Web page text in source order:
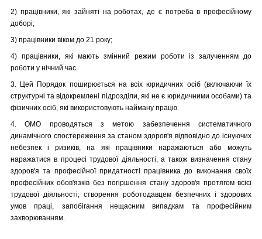
2) працівники, які зайняті на роботах, де є потреба в професійному
доборі;
3) працівники віком до 21 року;
4) працівники, які мають змінний режим роботи із залученням до
роботи у нічний час.
3. Цей Порядок поширюється на всіх юридичних осіб (включаючи їх
структурні та відокремлені підрозділи, які не є юридичними особами) та
фізичних осіб, які використовують найману працю.
4. ОМО проводяться з метою забезпечення систематичного
динамічного спостереження за станом здоров'я відповідно до існуючих
небезпек і ризиків, на які працівники наражаються або можуть
наражатися в процесі трудової діяльності, а також визначення стану
здоров'я та професійної придатності працівника до виконання своїх
професійних обов'язків без погіршення стану здоров'я протягом всієї
трудової діяльності, створення роботодавцем безпечних і здорових
умов праці, запобігання нещасним випадкам та професійним
захворюванням.